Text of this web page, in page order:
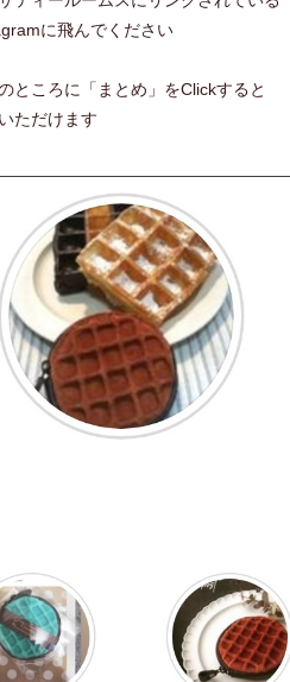
に飛んでください
ところに「まとめ」をClickすると
ただけます